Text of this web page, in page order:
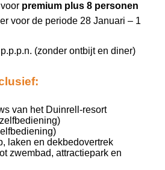
premium plus 8 personen
voor de periode 28 Januari – 1
(zonder ontbijt en diner)
van het Duinrell-resort
laken en dekbedovertrek
zwembad, attractiepark en